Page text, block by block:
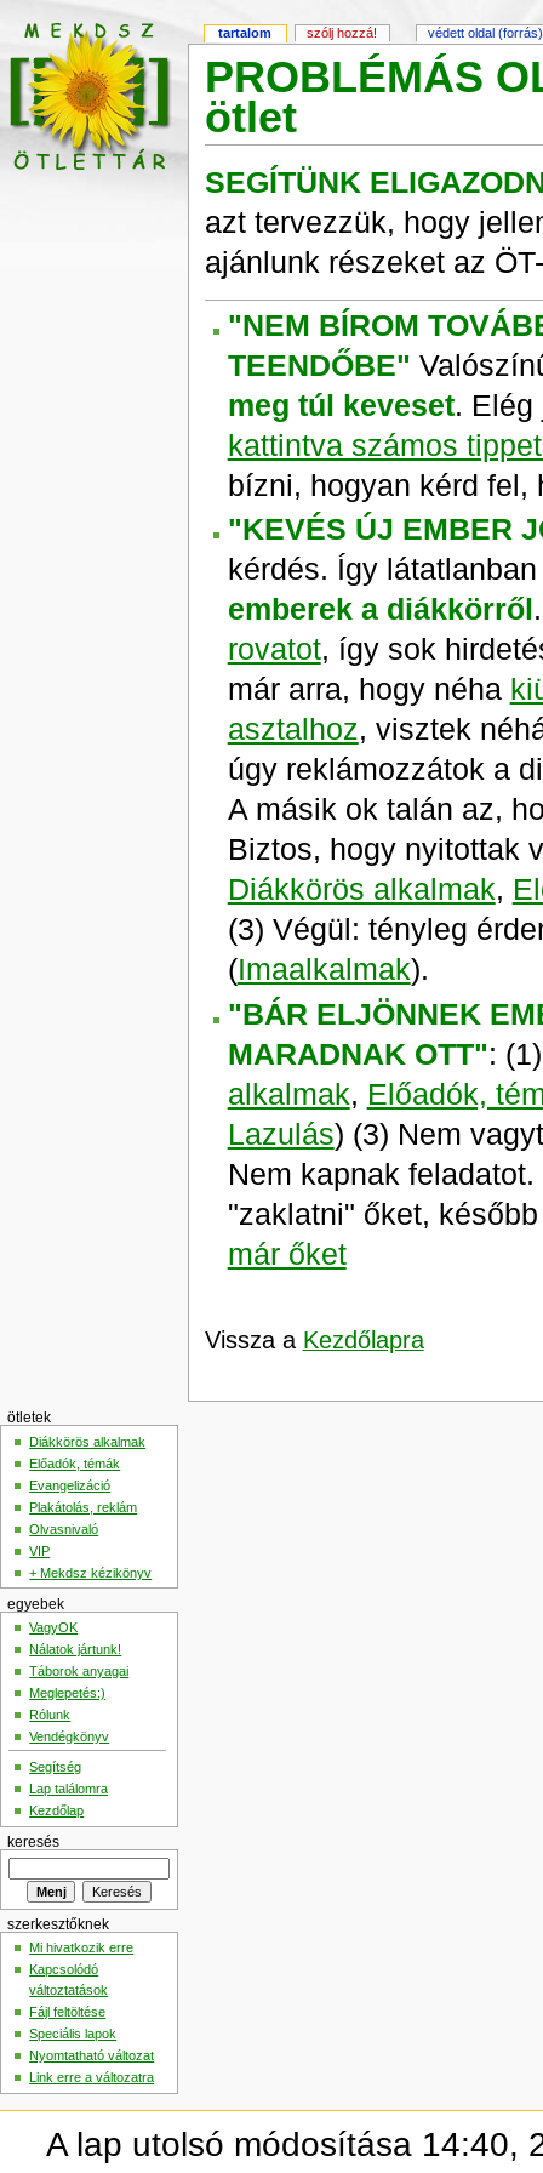
PROBLÉMÁS
ötlet
SEGÍTÜNK
azt tervezzük, hogy
ajánlunk részeket az
"NEM BÍROM
TEENDŐBE"
meg túl keveset. Elég
kattintva számos
bízni, hogyan kérd fel,
"KEVÉS ÚJ EMBER
kérdés. Így
emberek a diákkörről
rovatot, így sok
már arra, hogy néha
asztalhoz, visztek
úgy reklámozzátok a
A másik ok talán az,
Biztos, hogy nyitottak
Diákkörös alkalmak,
(3) Végül: tényleg
(Imaalkalmak).
"BÁR ELJÖNNEK
MARADNAK OTT":
alkalmak, Előadók,
Lazulás) (3) Nem
Nem kapnak
"zaklatni" őket,
már őket
Vissza a Kezdőlapra
tartalom szólj hozzá! védett oldal (forrás)
ötletek
Diákkörös alkalmak
Előadók, témák
Evangelizáció
Plakátolás, reklám
Olvasnivaló
VIP
+ Mekdsz kézikönyv
egyebek
VagyOK
Nálatok jártunk!
Táborok anyagai
Meglepetés:)
Rólunk
Vendégkönyv
Segítség
Lap találomra
Kezdőlap
keresés
szerkesztőknek
Mi hivatkozik erre
Kapcsolódó
változtatások
Fájl feltöltése
Speciális lapok
Nyomtatható változat
Link erre a változatra
A lap utolsó módosítása 14:40,